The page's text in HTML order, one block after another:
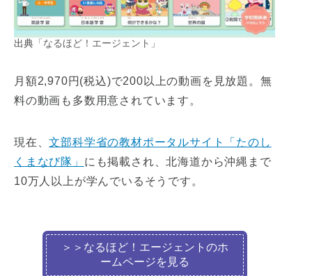
出典 「なるほど！エージェント」
月額2,970円(税込)で200以上の動画を見放題。無
料の動画も多数用意されています。
現在、文部科学省の教材ポータルサイト「たのし
くまなび隊」 にも掲載され、北海道から沖縄まで
10万人以上が学んでいるそうです。
＞＞なるほど！エージェントのホ
ームページを見る